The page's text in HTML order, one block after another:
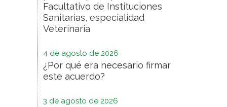
Facultativo de Instituciones
Sanitarias, especialidad
Veterinaria
4 de agosto de 2026
¿Por qué era necesario firmar
este acuerdo?
3 de agosto de 2026